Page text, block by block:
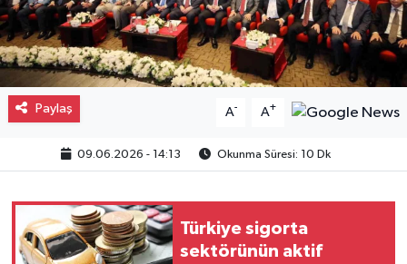
Paylaş A- A+
09.06.2026 - 14:13 Okunma Süresi: 10 Dk
Türkiye sigorta
sektörünün aktif